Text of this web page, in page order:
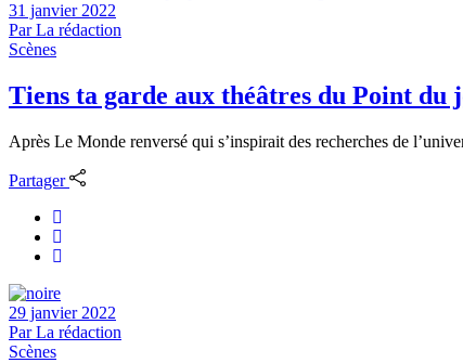
31 janvier 2022
ParLa rédaction
Scènes
Tiens ta garde aux théâtres du Point du
Après Le Monde renversé qui s’inspirait des recherches de
Partager
29 janvier 2022
ParLa rédaction
Scènes